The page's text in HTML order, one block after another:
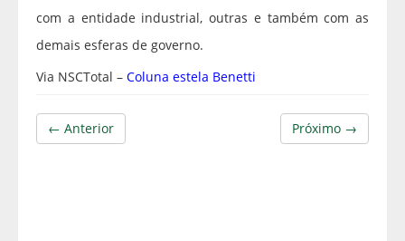
com a entidade industrial, outras e também com as
demais esferas de governo.
Via NSCTotal – Coluna estela Benetti
Próximo →
← Anterior